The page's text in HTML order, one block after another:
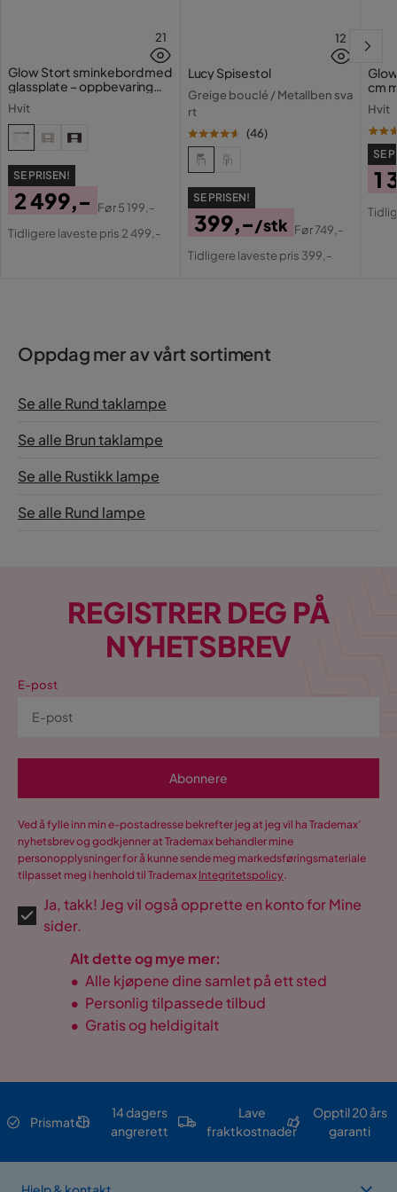
21
Glow Stort sminkebord med
glassplate – oppbevaring
med skuffer og rom 120 cm
Hvit
SE PRISEN!
Pris
2 499,-
Original
Før5 199,-
Tidligere laveste pris 2 499,-
12
Lucy Spisestol
Greige bouclé / Metallben sva
rt
(46)
SE PRISEN!
Pris
399,-/stk
Original
Før749,-
Tidligere laveste pris 399,-
cm
med
Hvit
SE
1
Oppdag mer av vårt sortiment
Se alle Rund taklampe
Se alle Brun taklampe
Se alle Rustikk lampe
Se alle Rund lampe
REGISTRER DEG PÅ
NYHETSBREV
E-post
Abonnere
Ved å fylle inn min e-postadresse bekrefter jeg at jeg vil ha Trademax’
nyhetsbrev og godkjenner at Trademax behandler mine
personopplysninger for å kunne sende meg markedsføringsmateriale
tilpasset meg i henhold til Trademax Integritetspolicy.
Ja, takk! Jeg vil også opprette en konto for Mine
sider.
Alt dette og mye mer:
• Alle kjøpene dine samlet på ett sted
• Personlig tilpassede tilbud
• Gratis og heldigitalt
Prismatch
14 dagers
angrerett
Lave
fraktkostnader
Opptil 20 års
garanti